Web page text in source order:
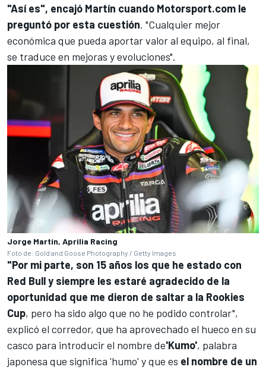
"Así es", encajó Martín cuando Motorsport.com le
preguntó por esta cuestión. "Cualquier mejor
económica que pueda aportar valor al equipo, al final,
se traduce en mejoras y evoluciones".
Jorge Martín, Aprilia Racing
Foto de: Gold and Goose Photography / Getty Images
"Por mi parte, son 15 años los que he estado con
Red Bull y siempre les estaré agradecido de la
oportunidad que me dieron de saltar a la Rookies
Cup, pero ha sido algo que no he podido controlar",
explicó el corredor, que ha aprovechado el hueco en su
casco para introducir el nombre de'Kumo', palabra
japonesa que significa 'humo' y que es el nombre de un